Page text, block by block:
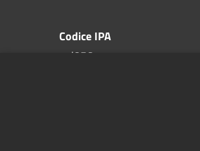
Codice IPA
c_l856